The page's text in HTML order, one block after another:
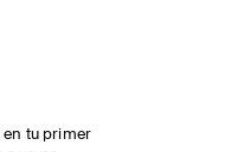
en tu primer